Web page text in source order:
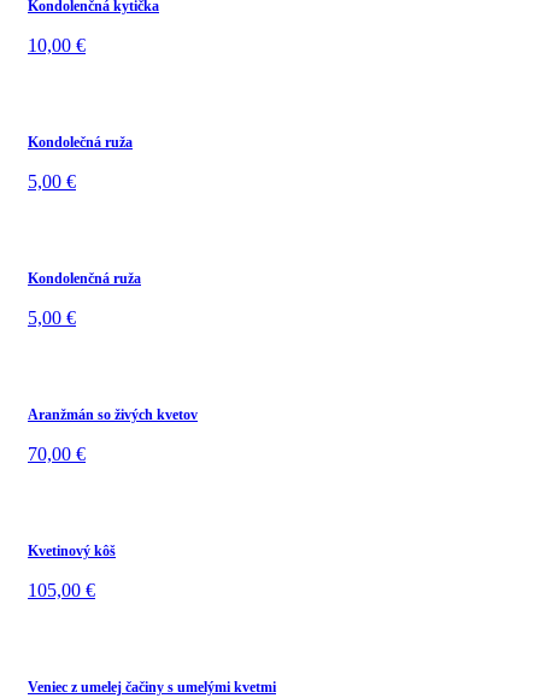
Kondolenčná kytička
10,00 €
Kondolečná ruža
5,00 €
Kondolenčná ruža
5,00 €
Aranžmán so živých kvetov
70,00 €
Kvetinový kôš
105,00 €
Veniec z umelej čačiny s umelými kvetmi